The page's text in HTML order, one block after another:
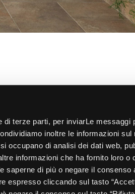
terze parti, per inviarLe messaggi
inoltre le informazioni sul
occupano di analisi dei dati web,
informazioni che ha fornito loro o
di più o negare il consenso
espresso cliccando sul tasto